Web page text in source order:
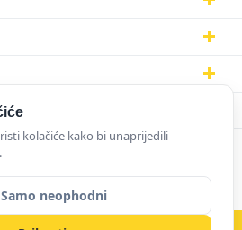
Zagreb
PLAĆANJA
kolačiće kako bi unaprijedili
Samo neophodni